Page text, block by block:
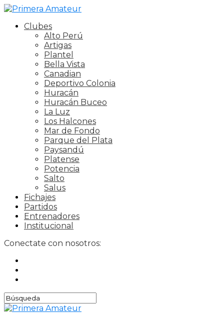
Clubes
Alto Perú
Artigas
Plantel
Bella Vista
Canadian
Deportivo Colonia
Huracán
Huracán Buceo
La Luz
Los Halcones
Mar de Fondo
Parque del Plata
Paysandú
Platense
Potencia
Salto
Salus
Fichajes
Partidos
Entrenadores
Institucional
Conectate con nosotros: